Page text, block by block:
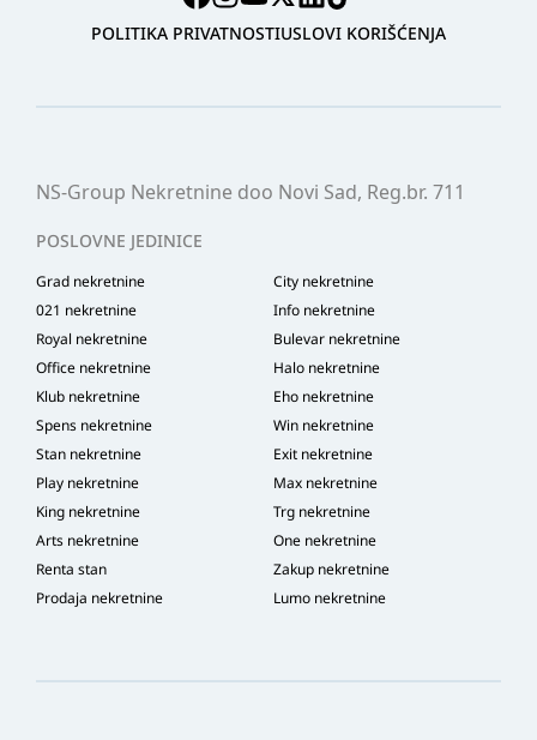
POLITIKA PRIVATNOSTIUSLOVI KORIŠĆENJA
NS-Group Nekretnine doo Novi Sad, Reg.br. 711
POSLOVNE JEDINICE
Grad nekretnine
City nekretnine
021 nekretnine
Info nekretnine
Royal nekretnine
Bulevar nekretnine
Office nekretnine
Halo nekretnine
Klub nekretnine
Eho nekretnine
Spens nekretnine
Win nekretnine
Stan nekretnine
Exit nekretnine
Play nekretnine
Max nekretnine
King nekretnine
Trg nekretnine
Arts nekretnine
One nekretnine
Renta stan
Zakup nekretnine
Prodaja nekretnine
Lumo nekretnine